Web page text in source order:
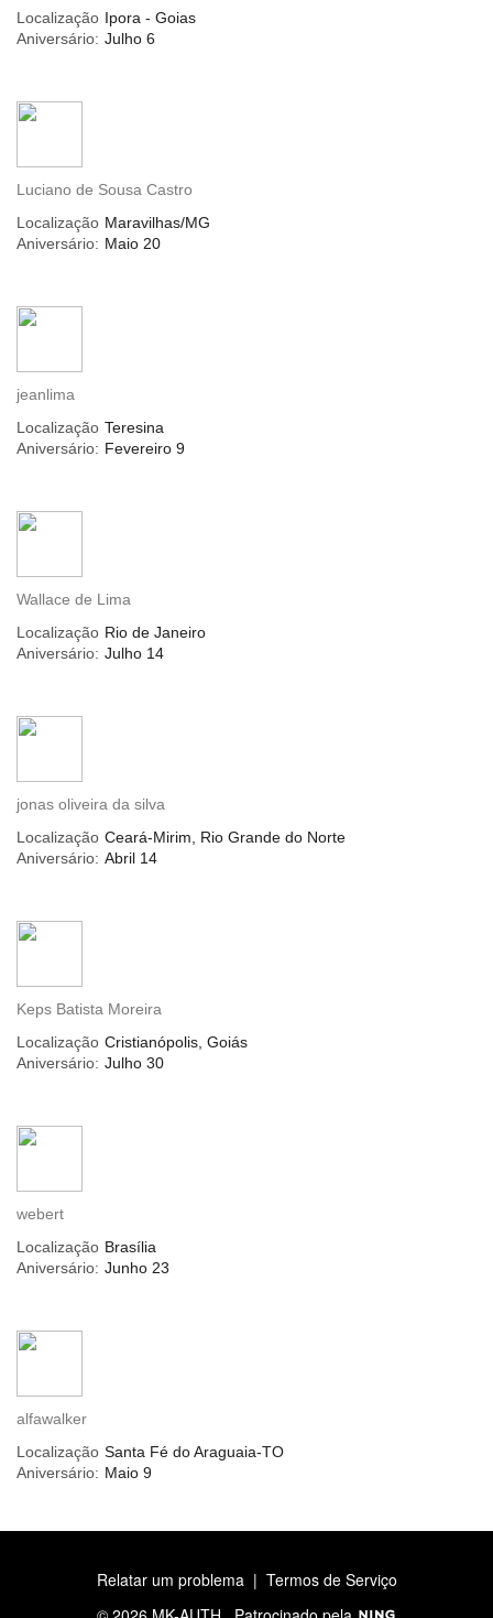
Localização Ipora - Goias
Aniversário: Julho 6
Luciano de Sousa Castro
Localização Maravilhas/MG
Aniversário: Maio 20
jeanlima
Localização Teresina
Aniversário: Fevereiro 9
Wallace de Lima
Localização Rio de Janeiro
Aniversário: Julho 14
jonas oliveira da silva
Localização Ceará-Mirim, Rio Grande do Norte
Aniversário: Abril 14
Keps Batista Moreira
Localização Cristianópolis, Goiás
Aniversário: Julho 30
webert
Localização Brasília
Aniversário: Junho 23
alfawalker
Localização Santa Fé do Araguaia-TO
Aniversário: Maio 9
Relatar um problema| Termos de Serviço